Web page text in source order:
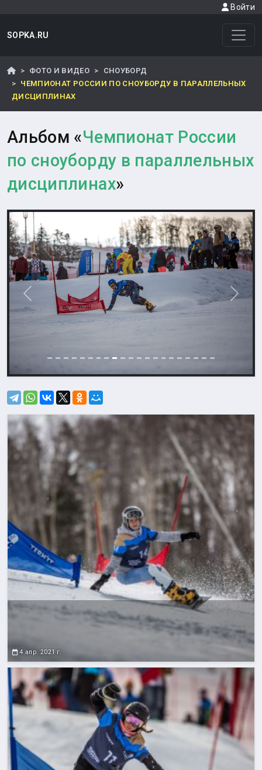
Войти
SOPKA.RU
ФОТО И ВИДЕО
СНОУБОРД
ЧЕМПИОНАТ РОССИИ ПО СНОУБОРДУ В ПАРАЛЛЕЛЬНЫХ
ДИСЦИПЛИНАХ
Альбом «Чемпионат России
по сноуборду в параллельных
дисциплинах»
Назад
4 апр. 2021 г.